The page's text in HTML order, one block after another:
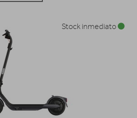
Stock inmediato